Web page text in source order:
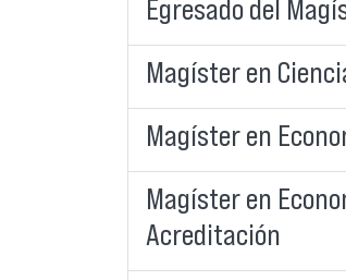
Egresado del
Magíster en
Magíster en
Magíster en
Acreditación